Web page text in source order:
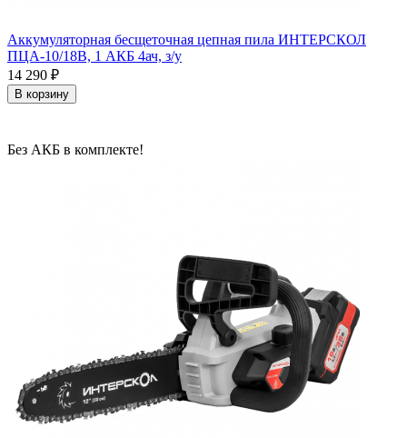
Аккумуляторная бесщеточная цепная пила ИНТЕРСКОЛ
ПЦА-10/18В, 1 АКБ 4ач, з/у
14 290 ₽
В корзину
Без АКБ в комплекте!